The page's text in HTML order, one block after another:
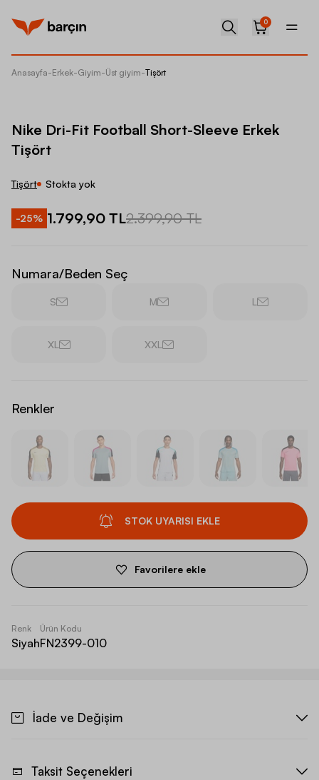
0
Anasayfa-Erkek-Giyim-Üst giyim-Tişört
Nike Dri-Fit Football Short-Sleeve Erkek
Tişört
Tişört Stokta yok
-25% 1.799,90 TL2.399,90 TL
Numara/Beden Seç
S M L
XL XXL
Renkler
STOK UYARISI EKLE
Favorilere ekle
Renk
Siyah
Ürün Kodu
FN2399-010
İade ve Değişim
Taksit Seçenekleri